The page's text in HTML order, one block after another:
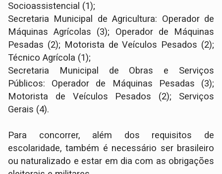
Socioassistencial (1);
Secretaria Municipal de Agricultura: Operador de
Máquinas Agrícolas (3); Operador de Máquinas
Pesadas (2); Motorista de Veículos Pesados (2);
Técnico Agrícola (1);
Secretaria Municipal de Obras e Serviços
Públicos: Operador de Máquinas Pesadas (3);
Motorista de Veículos Pesados (2); Serviços
Gerais (4).
Para concorrer, além dos requisitos de
escolaridade, também é necessário ser brasileiro
ou naturalizado e estar em dia com as obrigações